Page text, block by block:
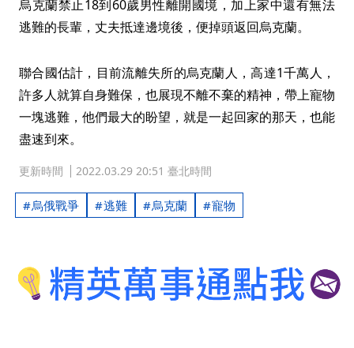
烏克蘭禁止18到60歲男性離開國境，加上家中還有無法
逃難的長輩，丈夫抵達邊境後，便掉頭返回烏克蘭。
聯合國估計，目前流離失所的烏克蘭人，高達1千萬人，
許多人就算自身難保，也展現不離不棄的精神，帶上寵物
一塊逃難，他們最大的盼望，就是一起回家的那天，也能
盡速到來。
更新時間 2022.03.29 20:51 臺北時間
烏俄戰爭 逃難 烏克蘭 寵物